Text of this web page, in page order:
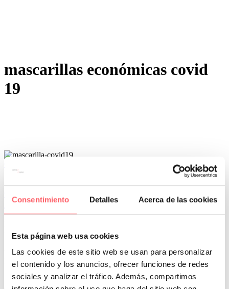
Consentimiento Detalles Acerca de las cookies
Esta página web usa cookies
Las cookies de este sitio web se usan para personalizar
el contenido y los anuncios, ofrecer funciones de redes
sociales y analizar el tráfico. Además, compartimos
mascarillas económicas covid
19
Por San Mar
ANTICOVID-19
necesidad. Para evitar contagiarnos y contagiar a los demás. Por ello
la industria del textil se ha puesto a trabajar y hemos sacado a la
venta una MASCARILLA DE TELA HIGIENICA.
REUTILIZABLE y LAVABLE.
La EMPRESA ESPAÑOLA COMERSAN es uno de los referentes